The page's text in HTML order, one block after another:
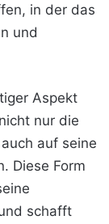
in der das
und
Aspekt
nur die
auf seine
Diese Form
schafft